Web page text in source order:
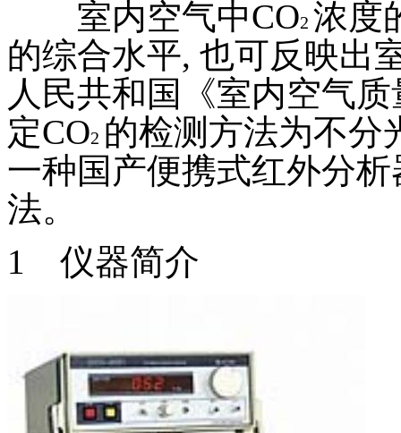
室内空气中CO2 浓度
的综合水平, 也可反映出
人民共和国《室内空气
定CO2 的检测方法为不分
一种国产便携式红外分
法。
1 仪器简介